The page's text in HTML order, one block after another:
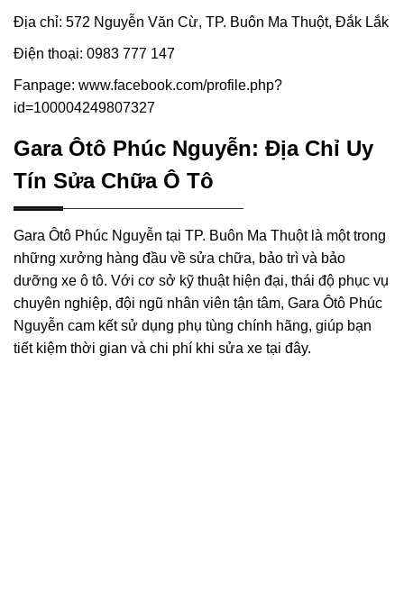
Địa chỉ: 572 Nguyễn Văn Cừ, TP. Buôn Ma Thuột, Đắk Lắk
Điện thoại: 0983 777 147
Fanpage: www.facebook.com/profile.php?
id=100004249807327
Gara Ôtô Phúc Nguyễn: Địa Chỉ Uy
Tín Sửa Chữa Ô Tô
Gara Ôtô Phúc Nguyễn tại TP. Buôn Ma Thuột là một trong
những xưởng hàng đầu về sửa chữa, bảo trì và bảo
dưỡng xe ô tô. Với cơ sở kỹ thuật hiện đại, thái độ phục vụ
chuyên nghiệp, đội ngũ nhân viên tận tâm, Gara Ôtô Phúc
Nguyễn cam kết sử dụng phụ tùng chính hãng, giúp bạn
tiết kiệm thời gian và chi phí khi sửa xe tại đây.